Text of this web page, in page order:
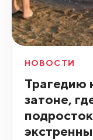
НОВОСТИ
Трагедию
затоне,